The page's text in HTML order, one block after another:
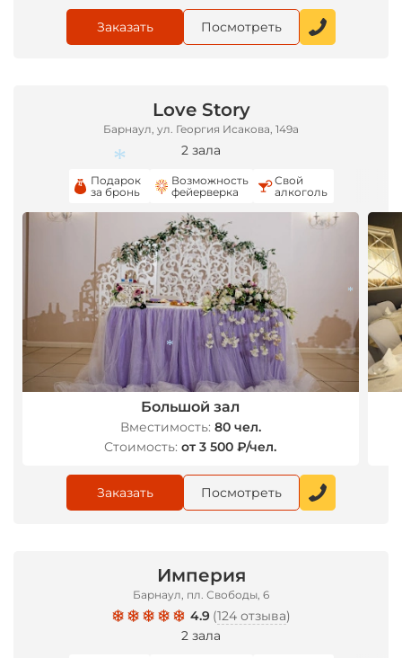
Заказать Посмотреть
Love Story
Барнаул, ул. Георгия Исакова, 149а
2 зала
Подарок
за бронь
Возможность
фейерверка
Свой
алкоголь
Большой зал
Вместимость: 80 чел.
Стоимость: от 3 500 ₽/чел.
Заказать Посмотреть
Империя
Барнаул, пл. Свободы, 6
4.9 (124 отзыва)
2 зала
*
*
*